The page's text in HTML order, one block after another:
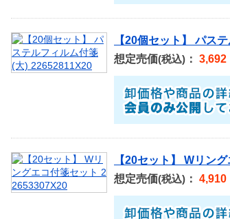
【20個セット】 パス
想定売価(税込) ： 3,692
【20セット】 Wリン
想定売価(税込) ： 4,910